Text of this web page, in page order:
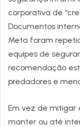
corporativa de
Documentos
Meta foram
equipes de
recomendação
predadores e
Em vez de mitigar
manter ou até